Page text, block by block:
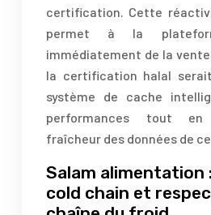
certification. Cette
permet à la
immédiatement de la
la certification halal
système de cache
performances tout
fraîcheur des données de
Salam alimentation
cold chain et